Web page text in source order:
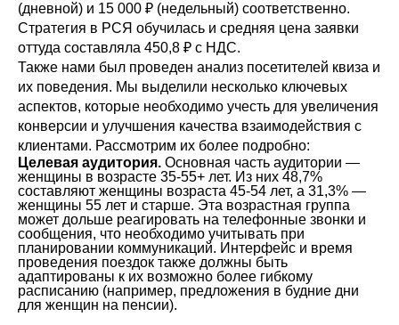
(дневной) и 15 000 ₽ (недельный) соответственно.
Стратегия в РСЯ обучилась и средняя цена заявки
оттуда составляла 450,8 ₽ с НДС.
Также нами был проведен анализ посетителей квиза и
их поведения. Мы выделили несколько ключевых
аспектов, которые необходимо учесть для увеличения
конверсии и улучшения качества взаимодействия с
клиентами. Рассмотрим их более подробно:
Целевая аудитория. Основная часть аудитории —
женщины в возрасте 35-55+ лет. Из них 48,7%
составляют женщины возраста 45-54 лет, а 31,3% —
женщины 55 лет и старше. Эта возрастная группа
может дольше реагировать на телефонные звонки и
сообщения, что необходимо учитывать при
планировании коммуникаций. Интерфейс и время
проведения поездок также должны быть
адаптированы к их возможно более гибкому
расписанию (например, предложения в будние дни
для женщин на пенсии).